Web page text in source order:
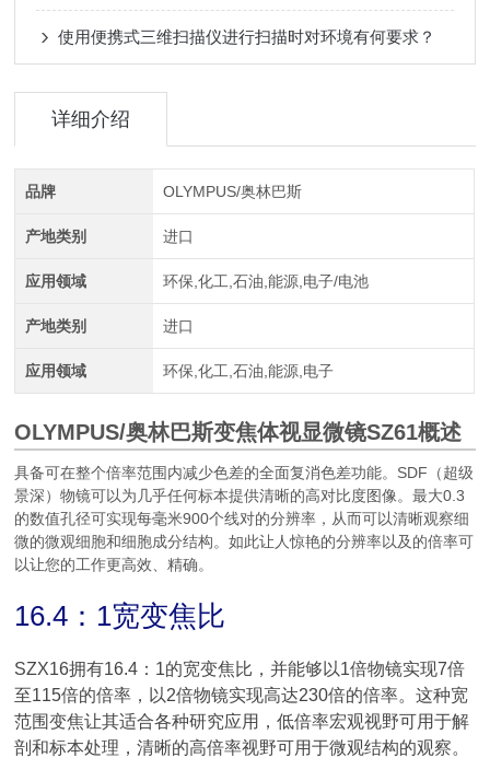
使用便携式三维扫描仪进行扫描时对环境有何要求？
详细介绍
品牌 OLYMPUS/奥林巴斯
产地类别 进口
应用领域 环保,化工,石油,能源,电子/电池
产地类别 进口
应用领域 环保,化工,石油,能源,电子
OLYMPUS/奥林巴斯变焦体视显微镜SZ61概述
具备可在整个倍率范围内减少色差的全面复消色差功能。SDF（超级
景深）物镜可以为几乎任何标本提供清晰的高对比度图像。最大0.3
的数值孔径可实现每毫米900个线对的分辨率，从而可以清晰观察细
微的微观细胞和细胞成分结构。如此让人惊艳的分辨率以及的倍率可
以让您的工作更高效、精确。
16.4：1宽变焦比
SZX16拥有16.4：1的宽变焦比，并能够以1倍物镜实现7倍
至115倍的倍率，以2倍物镜实现高达230倍的倍率。这种宽
范围变焦让其适合各种研究应用，低倍率宏观视野可用于解
剖和标本处理，清晰的高倍率视野可用于微观结构的观察。